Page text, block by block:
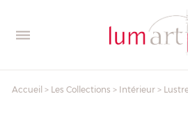
Accueil > Les Collections > Intérieur >